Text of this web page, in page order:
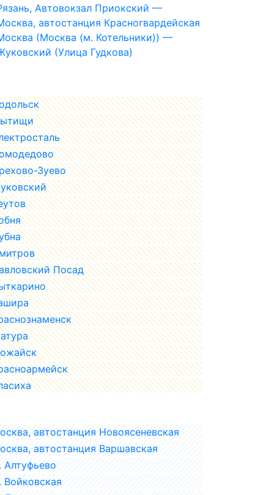
Автовокзал Приокский —
автостанция Красногвардейская
(Москва (м. Котельники)) —
(Улица Гудкова)
Зуево
Посад
автостанция Новоясеневская
автостанция Варшавская
Алтуфьево
Войковская